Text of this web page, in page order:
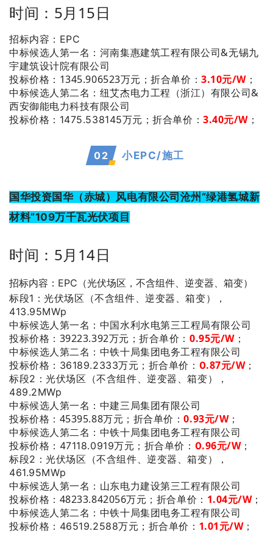
时间：5月15日
招标内容：EPC
中标候选人第一名 ：河南集惠建筑工程有限公司&无锡九
宇建筑设计院有限公司
投标价格：1345.906523万元；折合单价：3.10元/W；
中标候选人第二名 ：纽艾杰电力工程（浙江）有限公司&
西安御能电力科技有限公司
投标价格：1475.538145万元；折合单价：3.40元/W；
02 小EPC/施工
国华投资国华（赤城）风电有限公司沧州“绿港氢城新
材料”109万千瓦光伏项目
时间：5月14日
招标内容：EPC（光伏场区，不含组件、逆变器、箱变）
标段1：光伏场区（不含组件、逆变器、箱变），
413.95MWp
中标候选人第一名 ：中国水利水电第三工程局有限公司
投标价格：39223.392万元；折合单价： 0.95元/W；
中标候选人第二名 ：中铁十局集团电务工程有限公司
投标价格：36189.2333万元； 折合单价： 0.87元/W；
标段2：光伏场区（不含组件、逆变器、箱变），
489.2MWp
中标候选人第一名 ：中建三局集团有限公司
投标价格：45395.88万元； 折合单价：0.93元/W；
中标候选人第二名 ：中铁十局集团电务工程有限公司
投标价格：47118.0919万元； 折合单价： 0.96元/W；
标段2：光伏场区（不含组件、逆变器、箱变），
461.95MWp
中标候选人第一名 ：山东电力建设第三工程有限公司
投标价格：48233.842056万元； 折合单价： 1.04元/W；
中标候选人第二名 ：中铁十局集团电务工程有限公司
投标价格：46519.2588万元； 折合单价： 1.01元/W；